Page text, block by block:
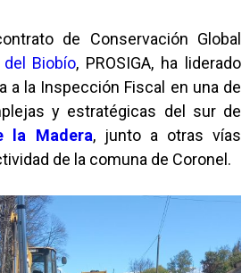
de Conservación Global
del Biobío, PROSIGA, ha liderado
a la Inspección Fiscal en una de
y estratégicas del sur de
la Madera, junto a otras vías
de la comuna de Coronel.